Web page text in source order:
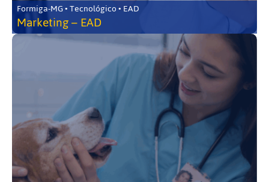
Formiga-MG • Tecnológico • EAD
Marketing – EAD